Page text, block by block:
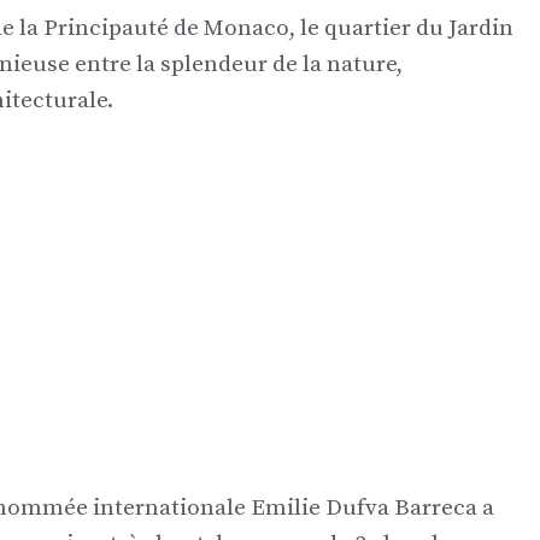
la Principauté de Monaco, le quartier du Jardin
entre la splendeur de la nature,
internationale Emilie Dufva Barreca a